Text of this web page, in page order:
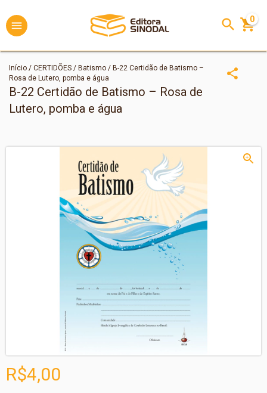
0
Início / CERTIDÕES / Batismo / B-22 Certidão de Batismo –
Rosa de Lutero, pomba e água
B-22 Certidão de Batismo – Rosa de
Lutero, pomba e água
R$4,00